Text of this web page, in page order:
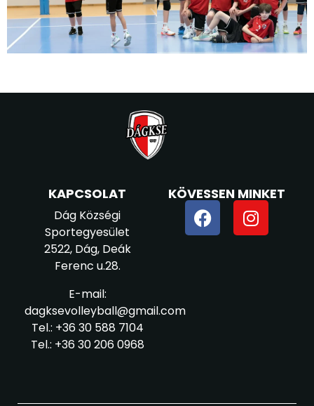
KAPCSOLAT
Dág Községi
Sportegyesület
2522, Dág, Deák
Ferenc u.28.
E-mail:
dagksevolleyball@gmail.com
Tel.: +36 30 588 7104
Tel.: +36 30 206 0968
KÖVESSEN MINKET